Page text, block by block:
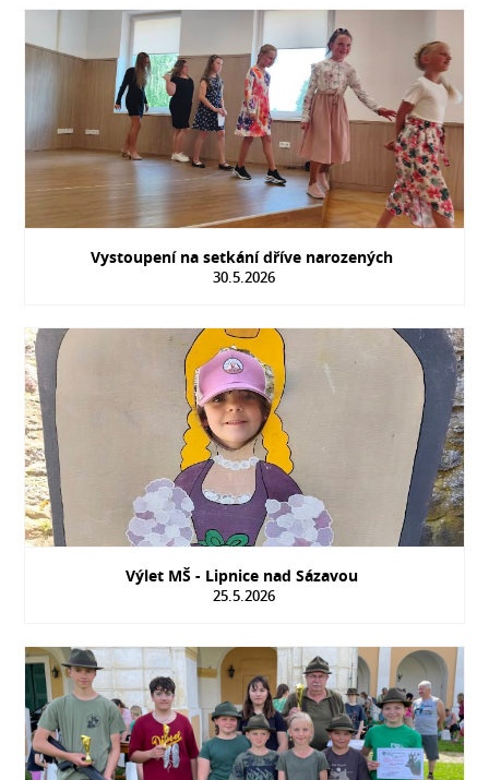
Vystoupení na setkání dříve narozených
30.5.2026
Výlet MŠ - Lipnice nad Sázavou
25.5.2026